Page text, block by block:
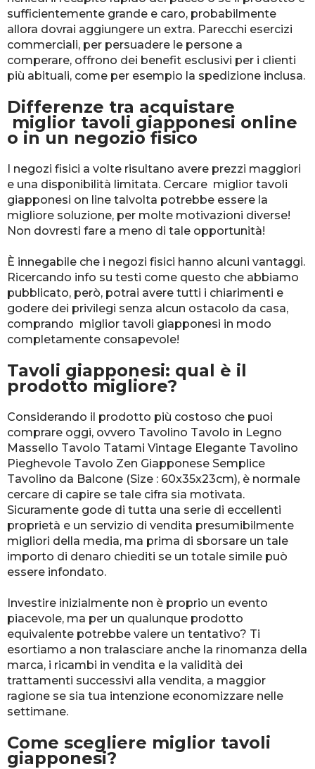
sufficientemente grande e caro, probabilmente
allora dovrai aggiungere un extra. Parecchi esercizi
commerciali, per persuadere le persone a
comperare, offrono dei benefit esclusivi per i clienti
più abituali, come per esempio la spedizione inclusa.
Differenze tra acquistare
miglior tavoli giapponesi online
o in un negozio fisico
I negozi fisici a volte risultano avere prezzi maggiori
e una disponibilità limitata. Cercare miglior tavoli
giapponesi on line talvolta potrebbe essere la
migliore soluzione, per molte motivazioni diverse!
Non dovresti fare a meno di tale opportunità!
È innegabile che i negozi fisici hanno alcuni vantaggi.
Ricercando info su testi come questo che abbiamo
pubblicato, però, potrai avere tutti i chiarimenti e
godere dei privilegi senza alcun ostacolo da casa,
comprando miglior tavoli giapponesi in modo
completamente consapevole!
Tavoli giapponesi: qual è il
prodotto migliore?
Considerando il prodotto più costoso che puoi
comprare oggi, ovvero Tavolino Tavolo in Legno
Massello Tavolo Tatami Vintage Elegante Tavolino
Pieghevole Tavolo Zen Giapponese Semplice
Tavolino da Balcone (Size : 60x35x23cm), è normale
cercare di capire se tale cifra sia motivata.
Sicuramente gode di tutta una serie di eccellenti
proprietà e un servizio di vendita presumibilmente
migliori della media, ma prima di sborsare un tale
importo di denaro chiediti se un totale simile può
essere infondato.
Investire inizialmente non è proprio un evento
piacevole, ma per un qualunque prodotto
equivalente potrebbe valere un tentativo? Ti
esortiamo a non tralasciare anche la rinomanza della
marca, i ricambi in vendita e la validità dei
trattamenti successivi alla vendita, a maggior
ragione se sia tua intenzione economizzare nelle
settimane.
Come scegliere miglior tavoli
giapponesi?